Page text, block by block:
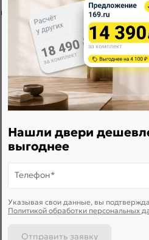
3 скрытые петли. Дверная
магнитной защелки для
Нашли двери
выгоднее
Телефон*
Указывая свои данные, вы
Политикой обработки персональных
Отправить заявку